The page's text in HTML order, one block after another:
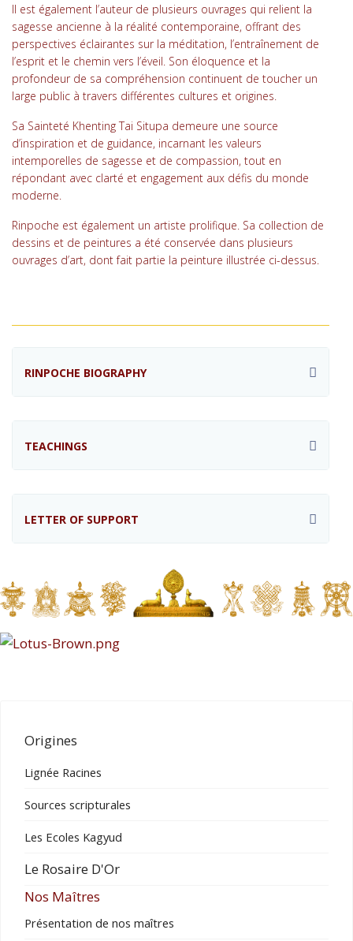
Il est également l’auteur de plusieurs ouvrages qui relient la
sagesse ancienne à la réalité contemporaine, offrant des
perspectives éclairantes sur la méditation, l’entraînement de
l’esprit et le chemin vers l’éveil. Son éloquence et la
profondeur de sa compréhension continuent de toucher un
large public à travers différentes cultures et origines.
Sa Sainteté Khenting Tai Situpa demeure une source
d’inspiration et de guidance, incarnant les valeurs
intemporelles de sagesse et de compassion, tout en
répondant avec clarté et engagement aux défis du monde
moderne.
Rinpoche est également un artiste prolifique. Sa collection de
dessins et de peintures a été conservée dans plusieurs
ouvrages d’art, dont fait partie la peinture illustrée ci-dessus.
RINPOCHE BIOGRAPHY
TEACHINGS
LETTER OF SUPPORT
Origines
Lignée Racines
Sources scripturales
Les Ecoles Kagyud
Le Rosaire D'Or
Nos Maîtres
Présentation de nos maîtres